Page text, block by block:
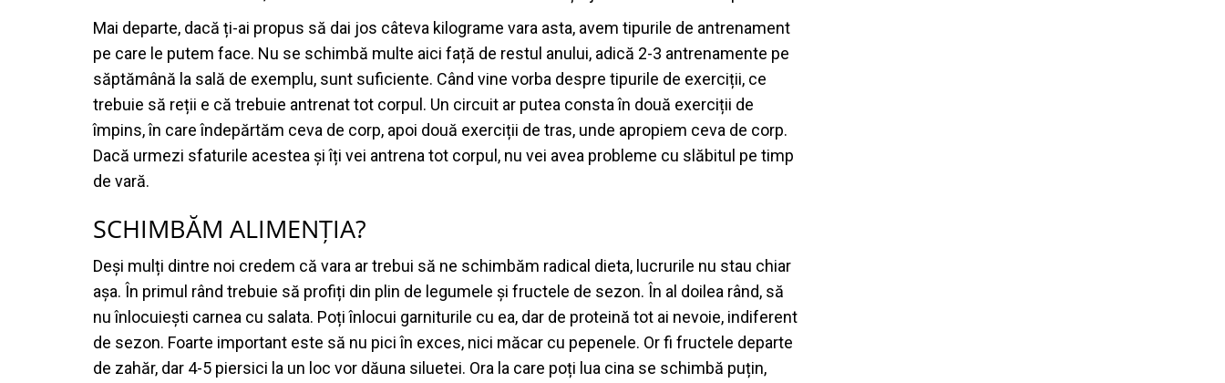
Mai departe, dacă ți-ai propus să dai jos câteva kilograme vara asta, avem tipurile de antrenament
pe care le putem face. Nu se schimbă multe aici față de restul anului, adică 2-3 antrenamente pe
săptămână la sală de exemplu, sunt suficiente. Când vine vorba despre tipurile de exerciții, ce
trebuie să reții e că trebuie antrenat tot corpul. Un circuit ar putea consta în două exerciții de
împins, în care îndepărtăm ceva de corp, apoi două exerciții de tras, unde apropiem ceva de corp.
Dacă urmezi sfaturile acestea și îți vei antrena tot corpul, nu vei avea probleme cu slăbitul pe timp
de vară.
SCHIMBĂM ALIMENȚIA?
Deși mulți dintre noi credem că vara ar trebui să ne schimbăm radical dieta, lucrurile nu stau chiar
așa. În primul rând trebuie să profiți din plin de legumele și fructele de sezon. În al doilea rând, să
nu înlocuiești carnea cu salata. Poți înlocui garniturile cu ea, dar de proteină tot ai nevoie, indiferent
de sezon. Foarte important este să nu pici în exces, nici măcar cu pepenele. Or fi fructele departe
de zahăr, dar 4-5 piersici la un loc vor dăuna siluetei. Ora la care poți lua cina se schimbă puțin,